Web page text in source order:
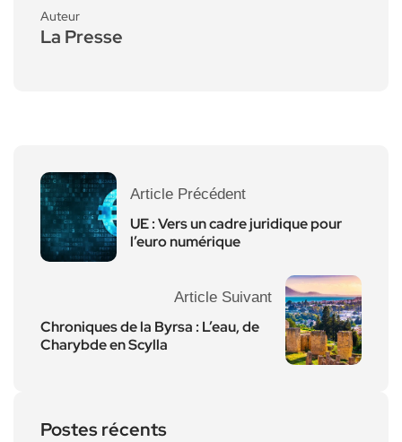
Auteur
La Presse
Article Précédent
UE : Vers un cadre juridique pour
l’euro numérique
Article Suivant
Chroniques de la Byrsa : L’eau, de
Charybde en Scylla
Postes récents